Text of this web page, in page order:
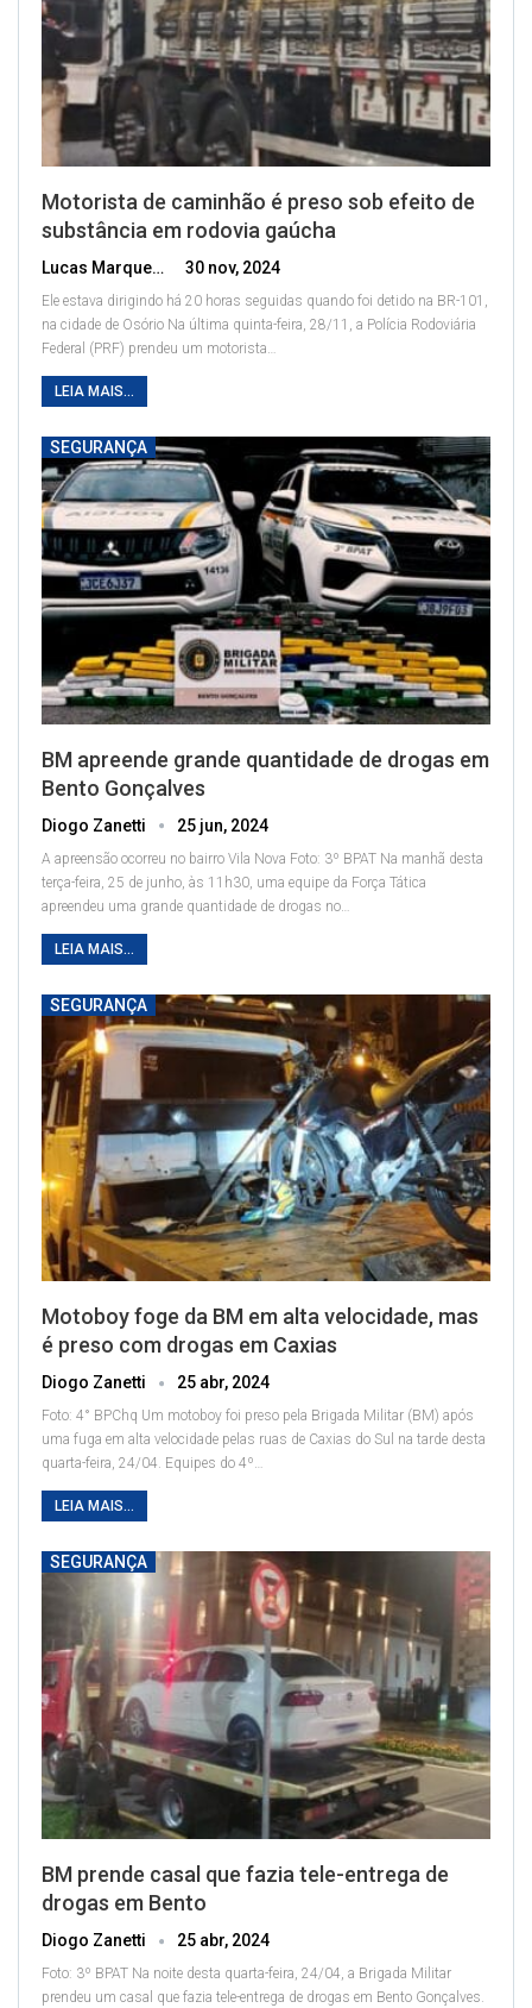
Motorista de caminhão é preso sob efeito de
substância em rodovia gaúcha
Lucas Marques 30 nov, 2024
Ele estava dirigindo há 20 horas seguidas quando foi detido na BR-101,
na cidade de Osório Na última quinta-feira, 28/11, a Polícia Rodoviária
Federal (PRF) prendeu um motorista
LEIA MAIS...
SEGURANÇA
BM apreende grande quantidade de drogas em
Bento Gonçalves
Diogo Zanetti 25 jun, 2024
A apreensão ocorreu no bairro Vila Nova Foto: 3º BPAT Na manhã desta
terça-feira, 25 de junho, às 11h30, uma equipe da Força Tática
apreendeu uma grande quantidade de drogas no
LEIA MAIS...
SEGURANÇA
Motoboy foge da BM em alta velocidade, mas
é preso com drogas em Caxias
Diogo Zanetti 25 abr, 2024
Foto: 4° BPChq Um motoboy foi preso pela Brigada Militar (BM) após
uma fuga em alta velocidade pelas ruas de Caxias do Sul na tarde desta
quarta-feira, 24/04. Equipes do 4º…
LEIA MAIS...
SEGURANÇA
BM prende casal que fazia tele-entrega de
drogas em Bento
Diogo Zanetti 25 abr, 2024
Foto: 3º BPAT Na noite desta quarta-feira, 24/04, a Brigada Militar
prendeu um casal que fazia tele-entrega de drogas em Bento Gonçalves.